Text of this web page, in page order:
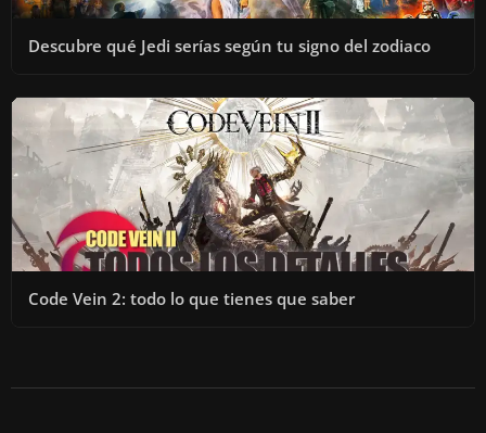
Descubre qué Jedi serías según tu signo del zodiaco
Code Vein 2: todo lo que tienes que saber